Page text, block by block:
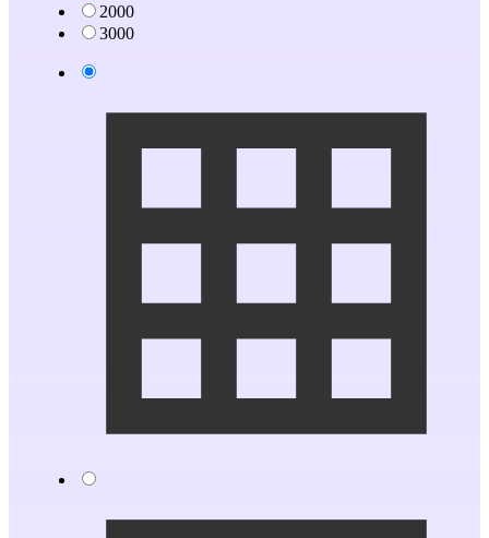
2000
3000